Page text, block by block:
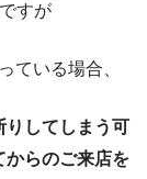
すが
ている場合、
してしまう可
からのご来店を